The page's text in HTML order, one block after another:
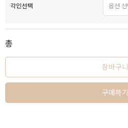
각인선택
총
장바구니
구매하기